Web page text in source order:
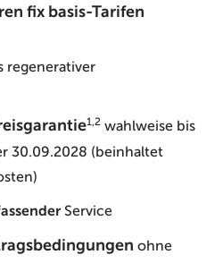
fix basis-Tarifen
regenerativer
1,2 wahlweise bis
30.09.2028 (beinhaltet
Service
ohne